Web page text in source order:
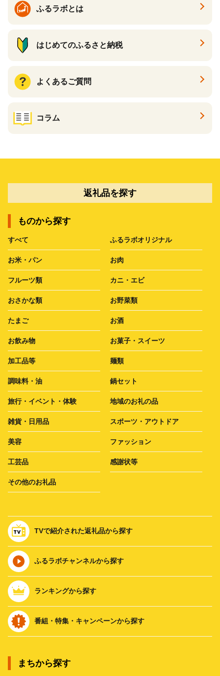
ふるラボとは
はじめてのふるさと納税
よくあるご質問
コラム
返礼品を探す
ものから探す
すべて ふるラボオリジナル
お米・パン お肉
フルーツ類 カニ・エビ
おさかな類 お野菜類
たまご お酒
お飲み物 お菓子・スイーツ
加工品等 麺類
調味料・油 鍋セット
旅行・イベント・体験 地域のお礼の品
雑貨・日用品 スポーツ・アウトドア
美容 ファッション
工芸品 感謝状等
その他のお礼品
TVで紹介された返礼品から探す
ふるラボチャンネルから探す
ランキングから探す
番組・特集・キャンペーンから探す
まちから探す